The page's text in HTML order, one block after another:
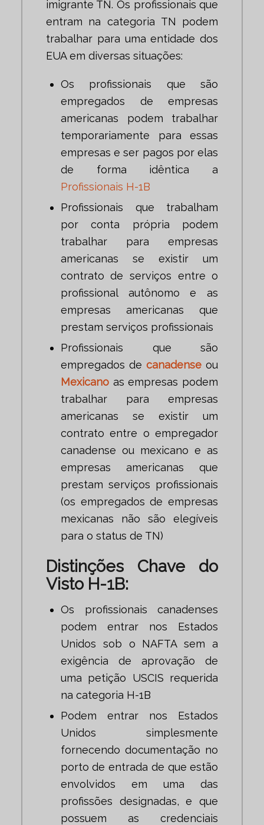
imigrante TN. Os profissionais que
entram na categoria TN podem
trabalhar para uma entidade dos
EUA em diversas situações:
Os profissionais que são
empregados de empresas
americanas podem trabalhar
temporariamente para essas
empresas e ser pagos por elas
de forma idêntica a
Profissionais H-1B
Profissionais que trabalham
por conta própria podem
trabalhar para empresas
americanas se existir um
contrato de serviços entre o
profissional autônomo e as
empresas americanas que
prestam serviços profissionais
Profissionais que são
empregados decanadense ou
Mexicanoas empresas podem
trabalhar para empresas
americanas se existir um
contrato entre o empregador
canadense ou mexicano e as
empresas americanas que
prestam serviços profissionais
(os empregados de empresas
mexicanas não são elegíveis
para o status de TN)
Distinções Chave do
Visto H-1B:
Os profissionais canadenses
podem entrar nos Estados
Unidos sob o NAFTA sem a
exigência de aprovação de
uma petição USCIS requerida
na categoria H-1B
Podem entrar nos Estados
Unidos simplesmente
fornecendo documentação no
porto de entrada de que estão
envolvidos em uma das
profissões designadas, e que
possuem as credenciais